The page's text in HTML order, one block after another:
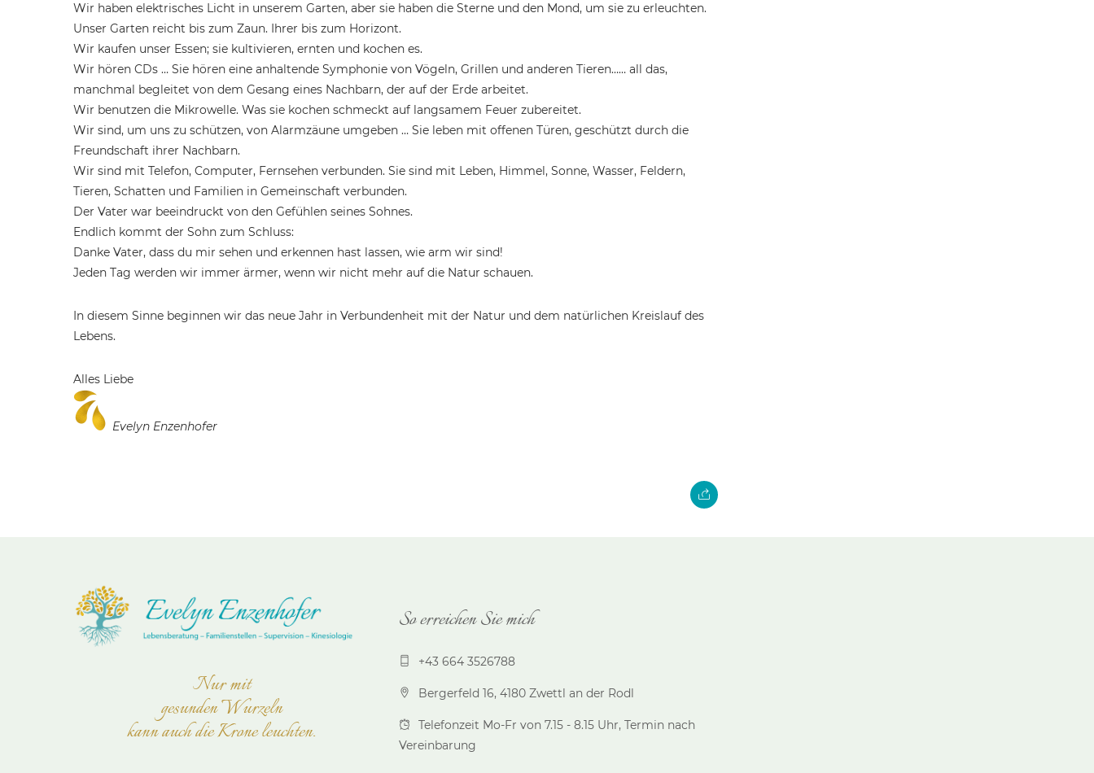
Wir haben elektrisches Licht in unserem Garten, aber sie haben die Sterne und den Mond, um sie zu erleuchten.
Unser Garten reicht bis zum Zaun. Ihrer bis zum Horizont.
Wir kaufen unser Essen; sie kultivieren, ernten und kochen es.
Wir hören CDs … Sie hören eine anhaltende Symphonie von Vögeln, Grillen und anderen Tieren…… all das,
manchmal begleitet von dem Gesang eines Nachbarn, der auf der Erde arbeitet.
Wir benutzen die Mikrowelle. Was sie kochen schmeckt auf langsamem Feuer zubereitet.
Wir sind, um uns zu schützen, von Alarmzäune umgeben … Sie leben mit offenen Türen, geschützt durch die
Freundschaft ihrer Nachbarn.
Wir sind mit Telefon, Computer, Fernsehen verbunden. Sie sind mit Leben, Himmel, Sonne, Wasser, Feldern,
Tieren, Schatten und Familien in Gemeinschaft verbunden.
Der Vater war beeindruckt von den Gefühlen seines Sohnes.
Endlich kommt der Sohn zum Schluss:
Danke Vater, dass du mir sehen und erkennen hast lassen, wie arm wir sind!
Jeden Tag werden wir immer ärmer, wenn wir nicht mehr auf die Natur schauen.
In diesem Sinne beginnen wir das neue Jahr in Verbundenheit mit der Natur und dem natürlichen Kreislauf des
Lebens.
Alles Liebe
Evelyn Enzenhofer
Nur mit
gesunden Wurzeln
kann auch die Krone leuchten.
So erreichen Sie mich
+43 664 3526788
Bergerfeld 16, 4180 Zwettl an der Rodl
Telefonzeit Mo-Fr von 7.15 - 8.15 Uhr, Termin nach
Vereinbarung